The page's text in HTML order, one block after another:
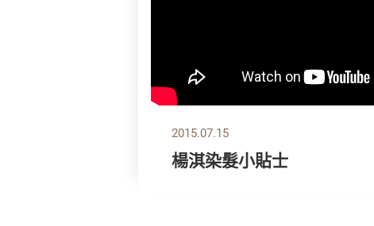
2015.07.15
楊淇染髮小貼士